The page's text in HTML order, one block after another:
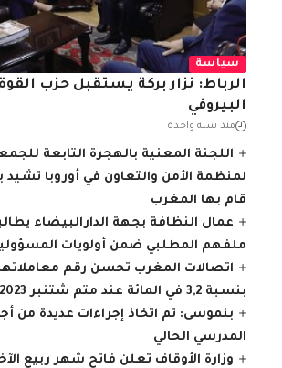
سياسة
الرباط: نزار بركة يستقبل حزب
البيروفي
منذ سنة واحدة
اللجنة المعنية بالهجرة التابعة
لمنظمة الأمن والتعاون في أوروبا تشيد
قام بها المغرب
عمال النظافة بجهة الدارالبيضاء
ملفهم المطلبي ضمن أولويات
اتصالات المغرب تحسن رقم
بنسبة 3,2 في المائة عند متم شتنبر 2023
بنموسى: تم اتخاذ إجراءات عديدة من
المدرسي الحالي
وزارة الأوقاف تعلن فاتح شهر ربيع الآخر 1446